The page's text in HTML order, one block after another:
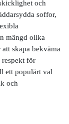
och
soffor,
mängd olika
skapa bekväma
respekt för
ett populärt val
och